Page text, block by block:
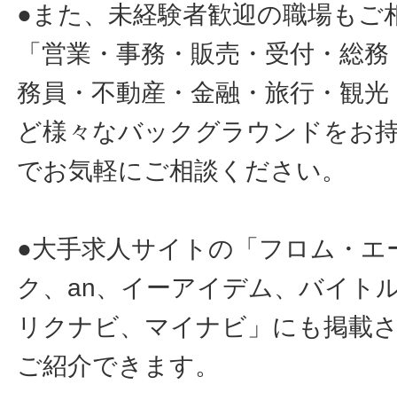
●また、未経験者歓迎の職場もご
「営業・事務・販売・受付・総
務員・不動産・金融・旅行・観
ど様々なバックグラウンドをお
でお気軽にご相談ください。
●大手求人サイトの「フロム・
ク、an、イーアイデム、バイト
リクナビ、マイナビ」にも掲載
ご紹介できます。